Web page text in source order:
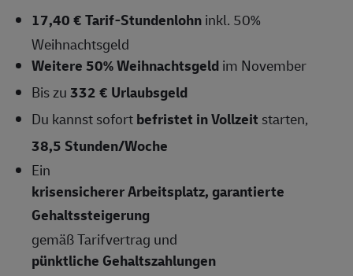
17,40 € Tarif-Stundenlohninkl. 50%
Weihnachtsgeld
Weitere 50% Weihnachtsgeldim November
Bis zu332 € Urlaubsgeld
Du kannst sofortbefristet in Vollzeit starten,
38,5 Stunden/Woche
Ein
krisensicherer Arbeitsplatz, garantierte
Gehaltssteigerung
gemäß Tarifvertrag und
pünktliche Gehaltszahlungen